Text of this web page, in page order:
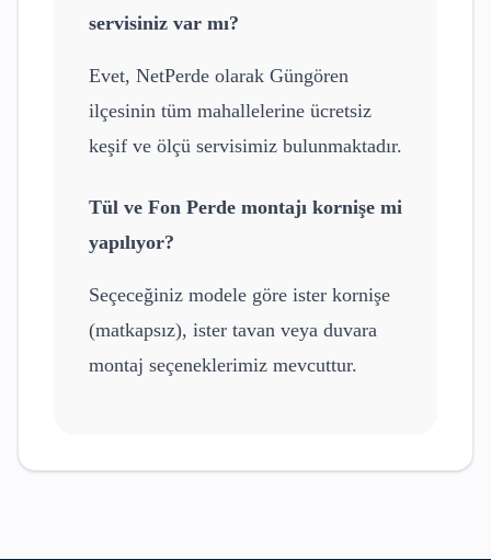
servisiniz var mı?
Evet, NetPerde olarak Güngören
ilçesinin tüm mahallelerine ücretsiz
keşif ve ölçü servisimiz bulunmaktadır.
Tül ve Fon Perde montajı kornişe mi
yapılıyor?
Seçeceğiniz modele göre ister kornişe
(matkapsız), ister tavan veya duvara
montaj seçeneklerimiz mevcuttur.